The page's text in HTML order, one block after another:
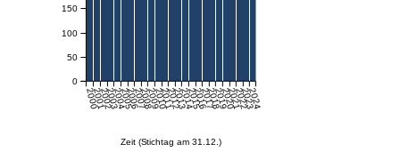
Zeit (Stichtag am 31.12.)
200020012002200320042005200620072008200920102011201220132014201520162017201820192020202120222023
2024
0
50
100
150